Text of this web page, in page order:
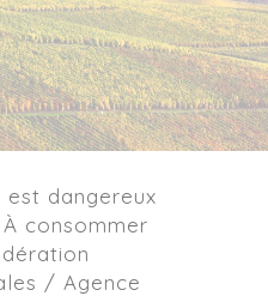
dangereux
consommer
/ Agence